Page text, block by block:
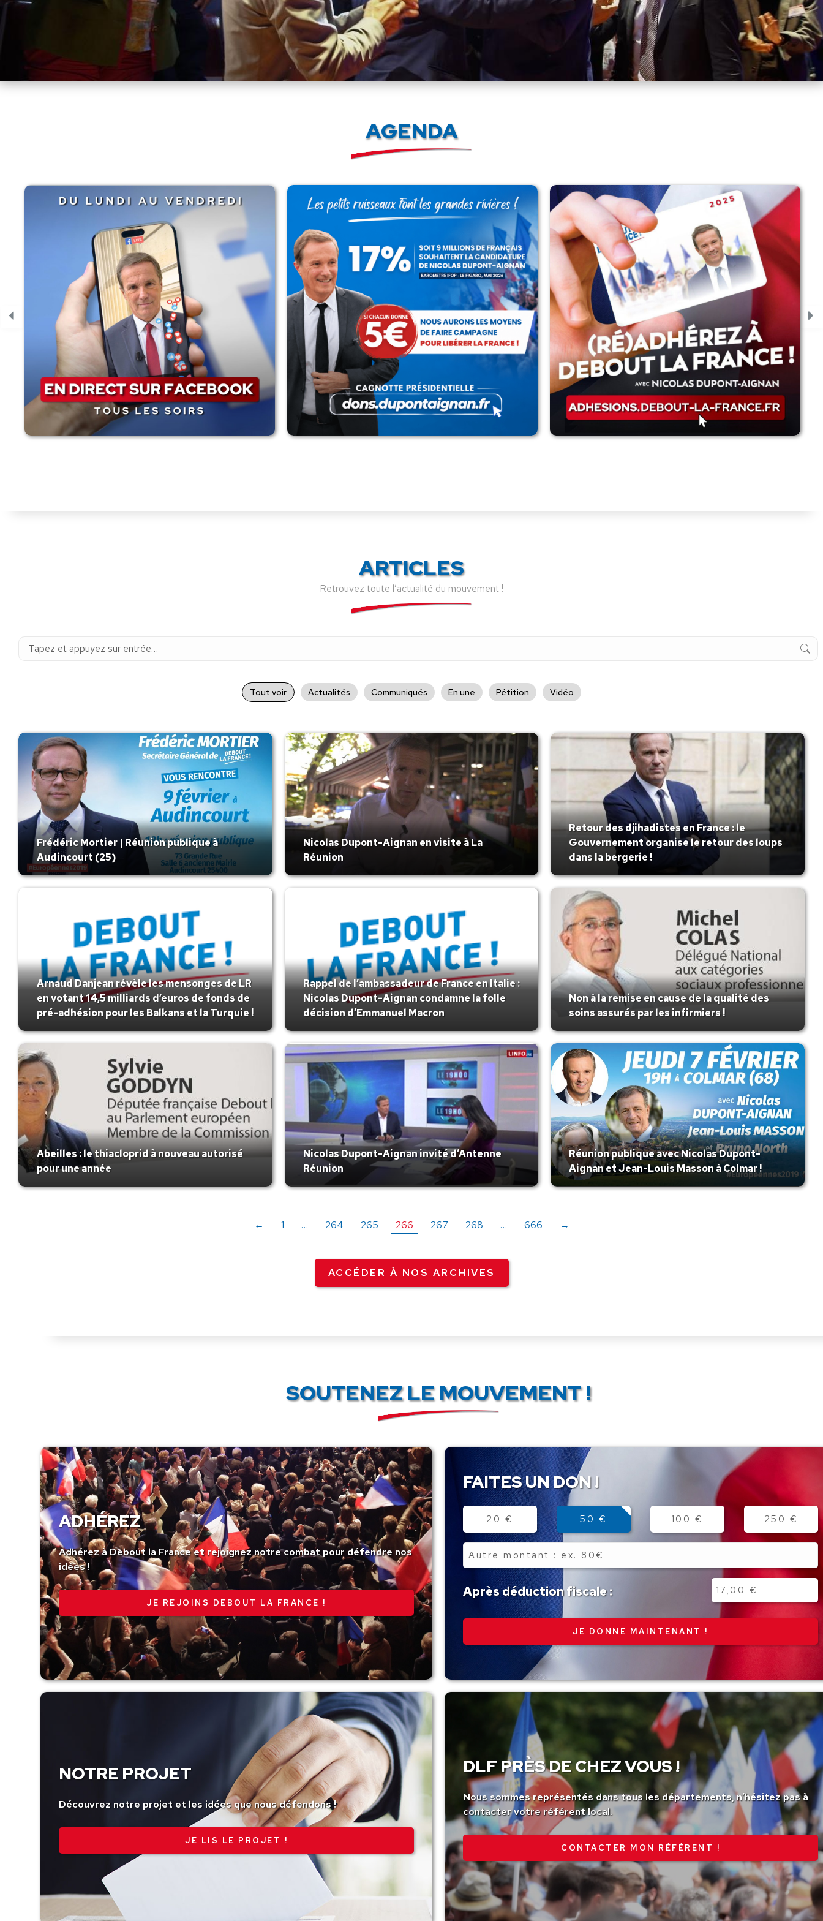
AGENDA
ARTICLES
Retrouvez toute l’actualité du mouvement !
Recherche
Tout voir Actualités Communiqués En une Pétition Vidéo
Frédéric Mortier | Réunion publique à
Audincourt (25)
Nicolas Dupont-Aignan en visite à La
Réunion
Retour des djihadistes en France : le
Gouvernement organise le retour des loups
dans la bergerie !
Arnaud Danjean révèle les mensonges de LR
en votant 14,5 milliards d’euros de fonds de
pré-adhésion pour les Balkans et la Turquie !
Rappel de l’ambassadeur de France en Italie :
Nicolas Dupont-Aignan condamne la folle
décision d’Emmanuel Macron
Non à la remise en cause de la qualité des
soins assurés par les infirmiers !
Abeilles : le thiacloprid à nouveau autorisé
pour une année
Nicolas Dupont-Aignan invité d’Antenne
Réunion
Réunion publique avec Nicolas Dupont-
Aignan et Jean-Louis Masson à Colmar !
← 1 … 264 265 266 267 268 … 666 →
ACCÉDER À NOS ARCHIVES
SOUTENEZ LE MOUVEMENT !
ADHÉREZ
Adhérez à Debout la France et rejoignez notre combat pour défendre nos
idées !
JE REJOINS DEBOUT LA FRANCE !
FAITES UN DON !
Montant
20 € 50 € 100 € 250 €
Autre
montant
Après déduction fiscale :
NOTRE PROJET
Découvrez notre projet et les idées que nous défendons !
JE LIS LE PROJET !
DLF PRÈS DE CHEZ VOUS !
Nous sommes représentés dans tous les départements, n’hésitez pas à
contacter votre référent local.
CONTACTER MON RÉFÉRENT !